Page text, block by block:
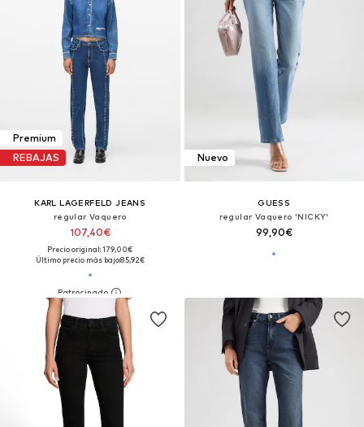
Premium
REBAJAS
KARL LAGERFELD JEANS
regular Vaquero
107,40€
Precio original: 179,00€
Último precio más bajo:85,92€
Nuevo
GUESS
regular Vaquero 'NICKY'
99,90€